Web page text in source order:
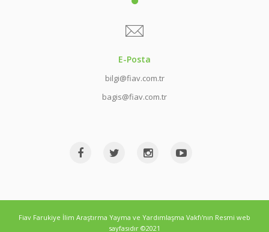
E-Posta
bilgi@fiav.com.tr
bagis@fiav.com.tr
Fiav Farukiye İlim Araştırma Yayma ve Yardımlaşma Vakfı'nın Resmi web
sayfasıdır ©2021